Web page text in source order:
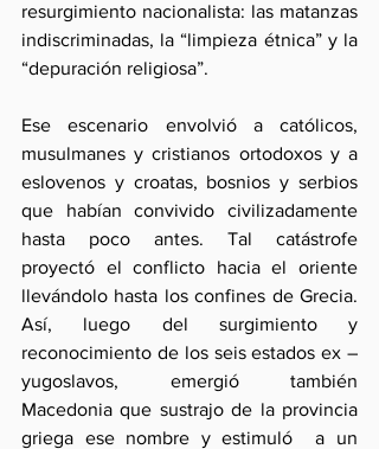
resurgimiento nacionalista: las matanzas
indiscriminadas, la “limpieza étnica” y la
“depuración religiosa”.
Ese escenario envolvió a católicos,
musulmanes y cristianos ortodoxos y a
eslovenos y croatas, bosnios y serbios
que habían convivido civilizadamente
hasta poco antes. Tal catástrofe
proyectó el conflicto hacia el oriente
llevándolo hasta los confines de Grecia.
Así, luego del surgimiento y
reconocimiento de los seis estados ex –
yugoslavos, emergió también
Macedonia que sustrajo de la provincia
griega ese nombre y estimuló  a un